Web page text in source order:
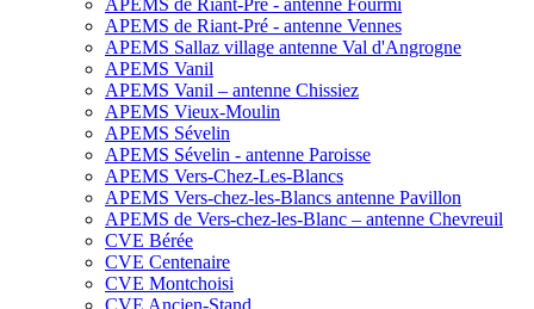
APEMS de Riant-Pré - antenne Vennes
APEMS Sallaz village antenne Val d'Angrogne
APEMS Vanil
APEMS Vanil – antenne Chissiez
APEMS Vieux-Moulin
APEMS Sévelin
APEMS Sévelin - antenne Paroisse
APEMS Vers-Chez-Les-Blancs
APEMS Vers-chez-les-Blancs antenne Pavillon
APEMS de Vers-chez-les-Blanc – antenne Chevreuil
CVE Bérée
CVE Centenaire
CVE Montchoisi
CVE Ancien-Stand